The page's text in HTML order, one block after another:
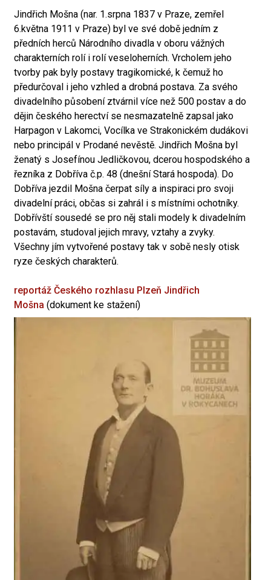
Jindřich Mošna (nar. 1.srpna 1837 v Praze, zemřel
6.května 1911 v Praze) byl ve své době jedním z
předních herců Národního divadla v oboru vážných
charakterních rolí i rolí veseloherních. Vrcholem jeho
tvorby pak byly postavy tragikomické, k čemuž ho
předurčoval i jeho vzhled a drobná postava. Za svého
divadelního působení ztvárnil více než 500 postav a do
dějin českého herectví se nesmazatelně zapsal jako
Harpagon v Lakomci, Vocílka ve Strakonickém dudákovi
nebo principál v Prodané nevěstě. Jindřich Mošna byl
ženatý s Josefínou Jedličkovou, dcerou hospodského a
řezníka z Dobříva č.p. 48 (dnešní Stará hospoda). Do
Dobříva jezdil Mošna čerpat síly a inspiraci pro svoji
divadelní práci, občas si zahrál i s místními ochotníky.
Dobřívští sousedé se pro něj stali modely k divadelním
postavám, studoval jejich mravy, vztahy a zvyky.
Všechny jím vytvořené postavy tak v sobě nesly otisk
ryze českých charakterů.
reportáž Českého rozhlasu Plzeň Jindřich
Mošna (dokument ke stažení)